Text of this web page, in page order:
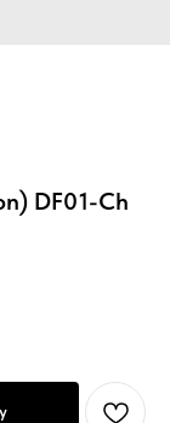
DF01-Ch